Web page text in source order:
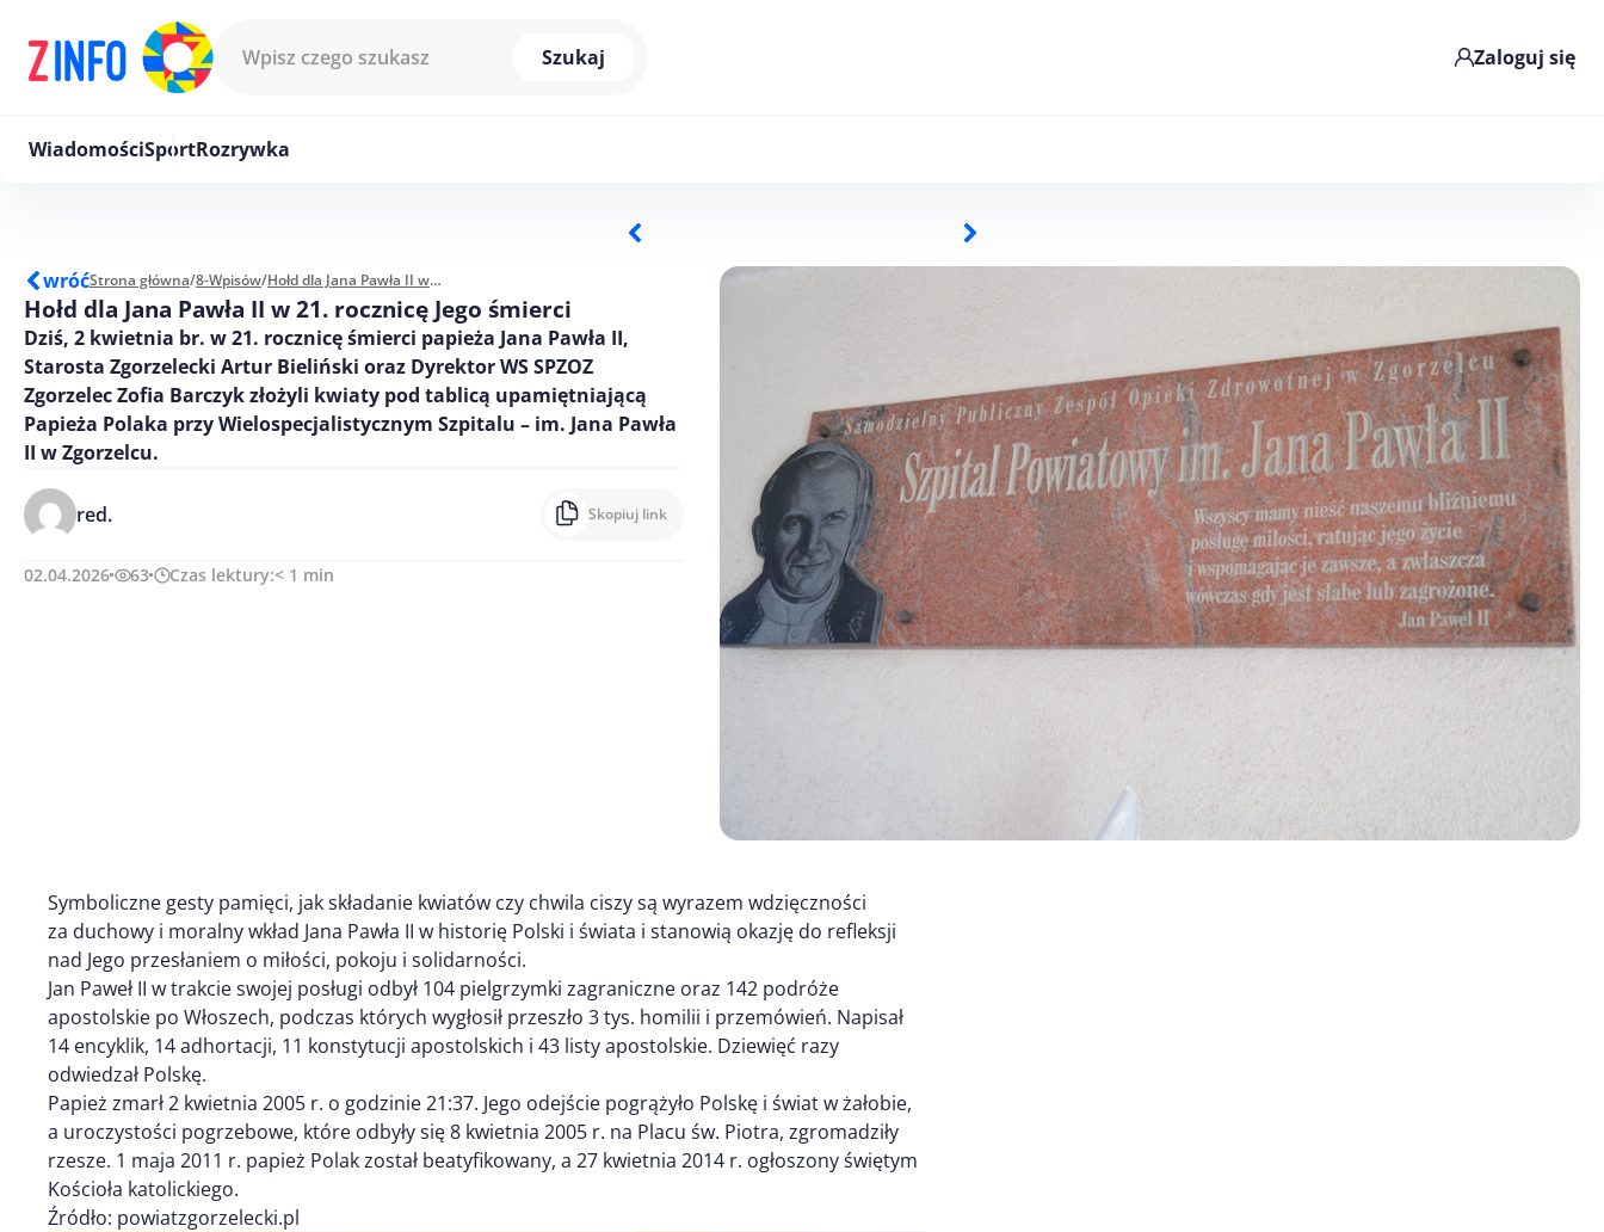
Szukaj
Zaloguj się
WiadomościSportRozrywka
wróćStrona główna/8-Wpisów/ Hołd dla Jana Pawła II w 21. rocznicę Jego śmierci
Hołd dla Jana Pawła II w 21. rocznicę Jego śmierci
Dziś, 2 kwietnia br. w 21. rocznicę śmierci papieża Jana Pawła II,
Starosta Zgorzelecki Artur Bieliński oraz Dyrektor WS SPZOZ
Zgorzelec Zofia Barczyk złożyli kwiaty pod tablicą upamiętniającą
Papieża Polaka przy Wielospecjalistycznym Szpitalu – im. Jana Pawła
II w Zgorzelcu.
red. Skopiuj link
02.04.2026 63 Czas lektury:< 1 min
Symboliczne gesty pamięci, jak składanie kwiatów czy chwila ciszy są wyrazem wdzięczności
za duchowy i moralny wkład Jana Pawła II w historię Polski i świata i stanowią okazję do refleksji
nad Jego przesłaniem o miłości, pokoju i solidarności.
Jan Paweł II w trakcie swojej posługi odbył 104 pielgrzymki zagraniczne oraz 142 podróże
apostolskie po Włoszech, podczas których wygłosił przeszło 3 tys. homilii i przemówień. Napisał
14 encyklik, 14 adhortacji, 11 konstytucji apostolskich i 43 listy apostolskie. Dziewięć razy
odwiedzał Polskę.
Papież zmarł 2 kwietnia 2005 r. o godzinie 21:37. Jego odejście pogrążyło Polskę i świat w żałobie,
a uroczystości pogrzebowe, które odbyły się 8 kwietnia 2005 r. na Placu św. Piotra, zgromadziły
rzesze. 1 maja 2011 r. papież Polak został beatyfikowany, a 27 kwietnia 2014 r. ogłoszony świętym
Kościoła katolickiego.
Źródło: powiatzgorzelecki.pl